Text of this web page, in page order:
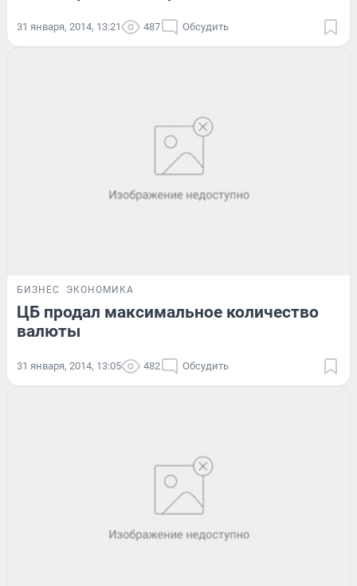
31 января, 2014, 13:21 487 Обсудить
БИЗНЕС ЭКОНОМИКА
ЦБ продал максимальное количество
валюты
31 января, 2014, 13:05 482 Обсудить